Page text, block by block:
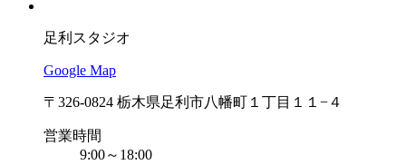
足利スタジオ
Google Map
〒326-0824 栃木県足利市八幡町１丁目１１−４
営業時間
9:00～18:00